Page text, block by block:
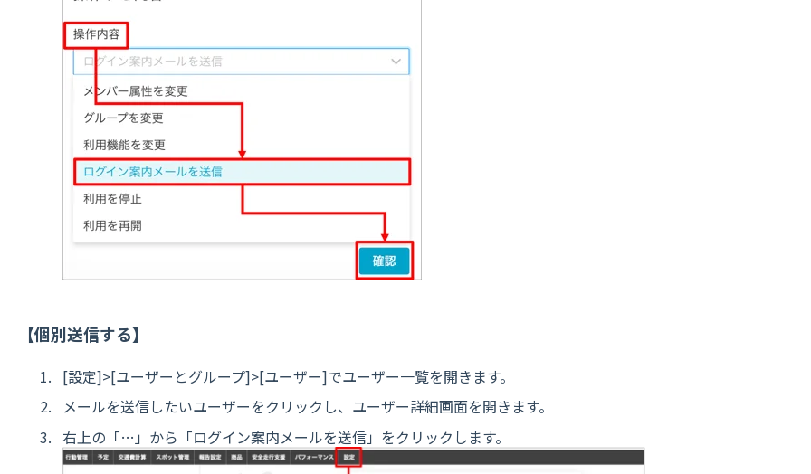
【個別送信する】
[設定]>[ユーザーとグループ]>[ユーザー]でユーザー一覧を開きます。
メールを送信したいユーザーをクリックし、ユーザー詳細画面を開きます。
右上の「…」から「ログイン案内メールを送信」をクリックします。